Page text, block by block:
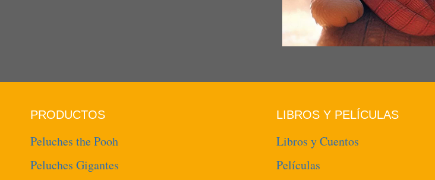
PRODUCTOS
Peluches the Pooh
Peluches Gigantes
LIBROS Y PELÍCULAS
Libros y Cuentos
Películas